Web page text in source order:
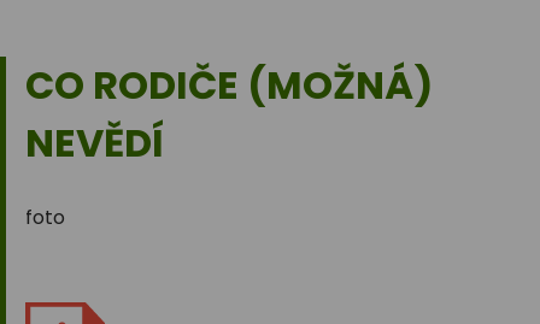
CO RODIČE (MOŽNÁ)
NEVĚDÍ
foto